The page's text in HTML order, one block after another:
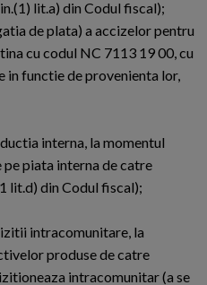
lit.a) din Codul fiscal);
de plata) a accizelor pentru
cu codul NC 7113 19 00, cu
in functie de provenienta lor,
interna, la momentul
piata interna de catre
lit.d) din Codul fiscal);
intracomunitare, la
produse de catre
intracomunitar (a se